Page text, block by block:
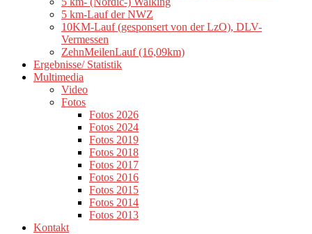
5 km-Lauf der NWZ
10KM-Lauf (gesponsert von der LzO), DLV-
Vermessen
ZehnMeilenLauf (16,09km)
Ergebnisse/ Statistik
Multimedia
Video
Fotos
Fotos 2026
Fotos 2024
Fotos 2019
Fotos 2018
Fotos 2017
Fotos 2016
Fotos 2015
Fotos 2014
Fotos 2013
Kontakt